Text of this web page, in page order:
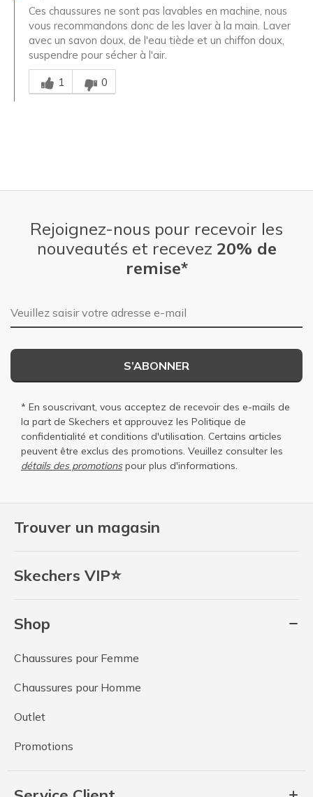
Ces chaussures ne sont pas lavables en machine, nous
vous recommandons donc de les laver à la main. Laver
avec un savon doux, de l'eau tiède et un chiffon doux,
suspendre pour sécher à l'air.
Chinois
1
0
Trouver un magasin
Skechers VIP⭐
Shop
Chaussures pour Femme
Chaussures pour Homme
Outlet
Promotions
Rejoignez-nous pour recevoir les
nouveautés et recevez 20% de
remise*
Adresse e-mail
S’ABONNER
* En souscrivant, vous acceptez de recevoir des e-mails de
la part de Skechers et approuvez les Politique de
confidentialité et conditions d'utilisation. Certains articles
peuvent être exclus des promotions. Veuillez consulter les
détails des promotionspour plus d'informations.